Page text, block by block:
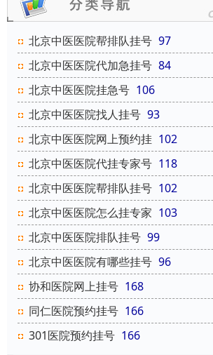
北京中医医院帮排队挂号 97
北京中医医院代加急挂号 84
北京中医医院挂急号 106
北京中医医院找人挂号 93
北京中医医院网上预约挂 102
北京中医医院代挂专家号 118
北京中医医院帮排队挂号 102
北京中医医院怎么挂专家 103
北京中医医院排队挂号 99
北京中医医院有哪些挂号 96
协和医院网上挂号 168
同仁医院预约挂号 166
301医院预约挂号 166